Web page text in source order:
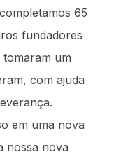
65
fundadores
tomaram um
com ajuda
em uma nova
nossa nova